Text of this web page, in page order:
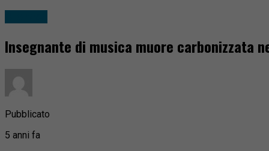
Insegnante di musica muore carbonizzata
Pubblicato
5 anni fa